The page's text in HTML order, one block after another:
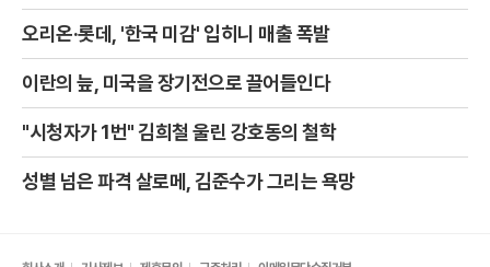
오리온·롯데, '한국 미감' 입히니 매출 폭발
이란의 늪, 미국을 장기전으로 끌어들인다
"시청자가 1번" 김희철 울린 강호동의 철학
성별 넘은 파격 살로메, 김준수가 그리는 욕망